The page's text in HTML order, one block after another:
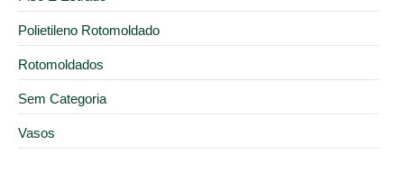
Polietileno Rotomoldado
Rotomoldados
Sem Categoria
Vasos